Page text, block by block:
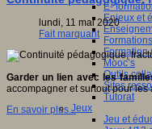
E-
Enjeux et
Formation
Mooc’s
Outils
Sites
Tutorat
Jeux
Jeu et
lundi, 11 mai 2020
Fait marquant
Garder un lien avec les
accompagner et surtout pour les
En savoir plus...